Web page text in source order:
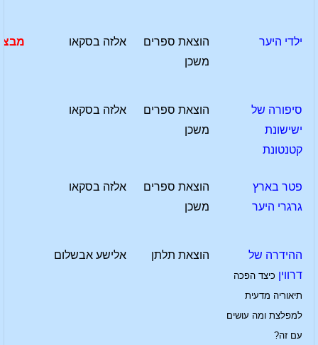
ילדי היער
הוצאת ספרים
משכן
אלזה בסקאו
סיפורה של
ישישונת
קטנטונת
הוצאת ספרים
משכן
אלזה בסקאו
פטר בארץ
גרגרי היער
הוצאת ספרים
משכן
אלזה בסקאו
ההידרה של
דרווין כיצד הפכה
תיאוריה מדעית
למפלצת ומה עושים
עם זה?
הוצאת תלתן אלישע אבשלום